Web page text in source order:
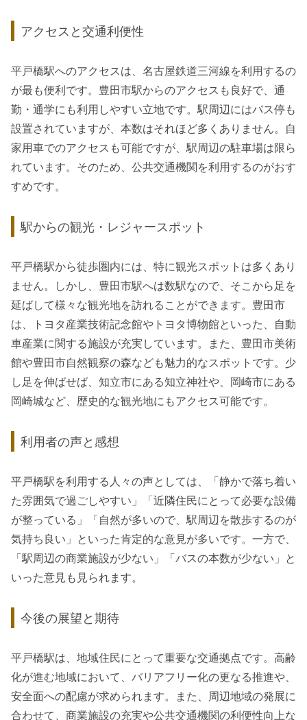
アクセスと交通利便性
平戸橋駅へのアクセスは、名古屋鉄道三河線を利用するの
が最も便利です。豊田市駅からのアクセスも良好で、通
勤・通学にも利用しやすい立地です。駅周辺にはバス停も
設置されていますが、本数はそれほど多くありません。自
家用車でのアクセスも可能ですが、駅周辺の駐車場は限ら
れています。そのため、公共交通機関を利用するのがおす
すめです。
駅からの観光・レジャースポット
平戸橋駅から徒歩圏内には、特に観光スポットは多くあり
ません。しかし、豊田市駅へは数駅なので、そこから足を
延ばして様々な観光地を訪れることができます。豊田市
は、トヨタ産業技術記念館やトヨタ博物館といった、自動
車産業に関する施設が充実しています。また、豊田市美術
館や豊田市自然観察の森なども魅力的なスポットです。少
し足を伸ばせば、知立市にある知立神社や、岡崎市にある
岡崎城など、歴史的な観光地にもアクセス可能です。
利用者の声と感想
平戸橋駅を利用する人々の声としては、「静かで落ち着い
た雰囲気で過ごしやすい」「近隣住民にとって必要な設備
が整っている」「自然が多いので、駅周辺を散歩するのが
気持ち良い」といった肯定的な意見が多いです。一方で、
「駅周辺の商業施設が少ない」「バスの本数が少ない」と
いった意見も見られます。
今後の展望と期待
平戸橋駅は、地域住民にとって重要な交通拠点です。高齢
化が進む地域において、バリアフリー化の更なる推進や、
安全面への配慮が求められます。また、周辺地域の発展に
合わせて、商業施設の充実や公共交通機関の利便性向上な